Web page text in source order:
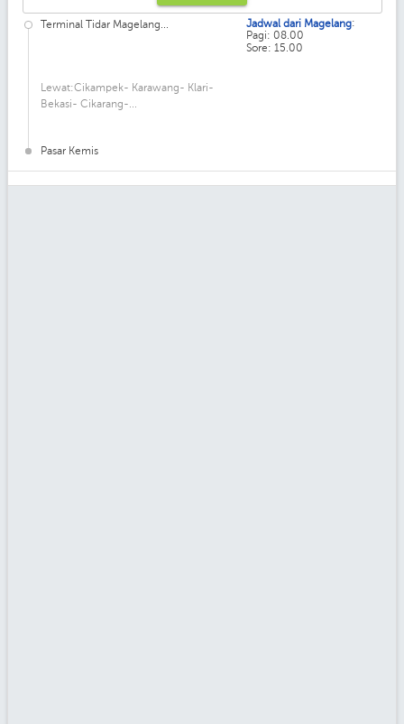
Terminal Tidar Magelang...
Lewat:Cikampek- Karawang- Klari-
Bekasi- Cikarang-...
Pasar Kemis
Jadwal dari Magelang:
Pagi: 08.00
Sore: 15.00